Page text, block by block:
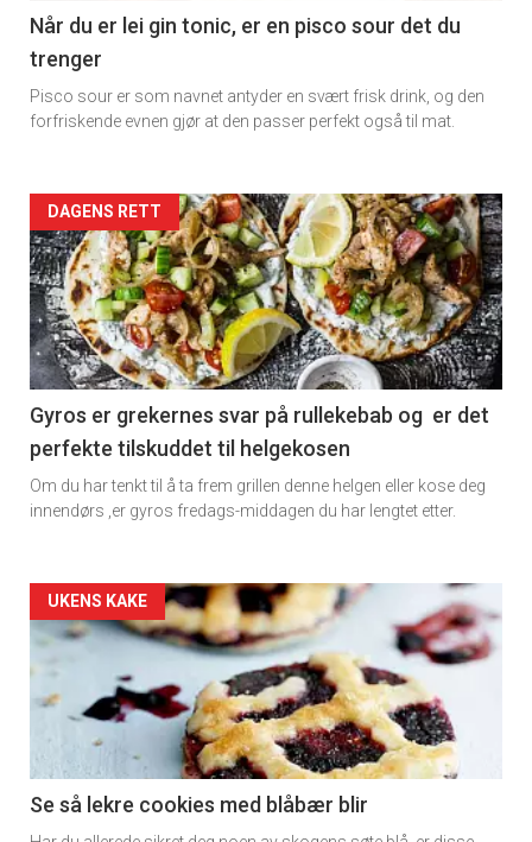
11
Dagens
rett
Når du er lei gin tonic, er en pisco sour det du
trenger
Pisco sour er som navnet antyder en svært frisk drink, og den
forfriskende evnen gjør at den passer perfekt også til mat.
Artikler
detail
-
section
11
Dagens
rett
DAGENS RETT
Gyros er grekernes svar på rullekebab og er det
perfekte tilskuddet til helgekosen
Om du har tenkt til å ta frem grillen denne helgen eller kose deg
innendørs ,er gyros fredags-middagen du har lengtet etter.
Artikler
detail
-
section
11
UKENS KAKE
Se så lekre cookies med blåbær blir